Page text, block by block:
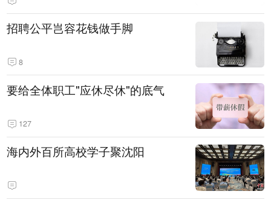
招聘公平岂容花钱做手脚
8
要给全体职工"应休尽休"的底气
127
海内外百所高校学子聚沈阳